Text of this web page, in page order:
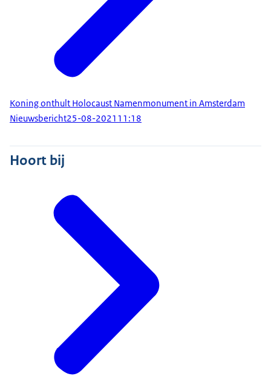
Koning onthult Holocaust Namenmonument in Amsterdam
Nieuwsbericht25-08-2021 11:18
Hoort bij